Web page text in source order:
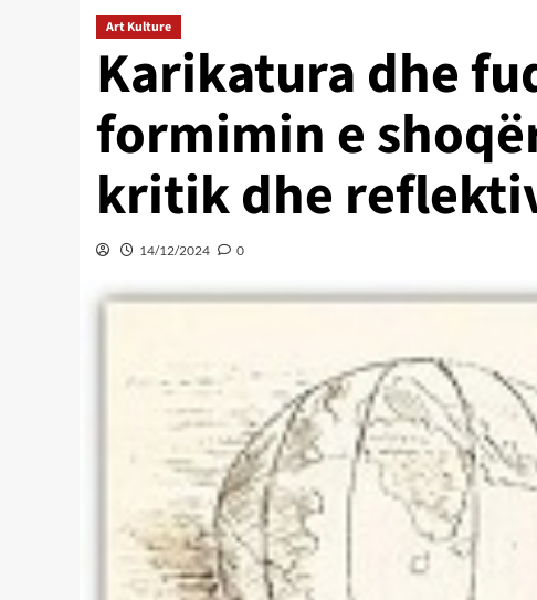
Art Kulture
Karikatura dhe
formimin e
kritik dhe
14/12/2024 0